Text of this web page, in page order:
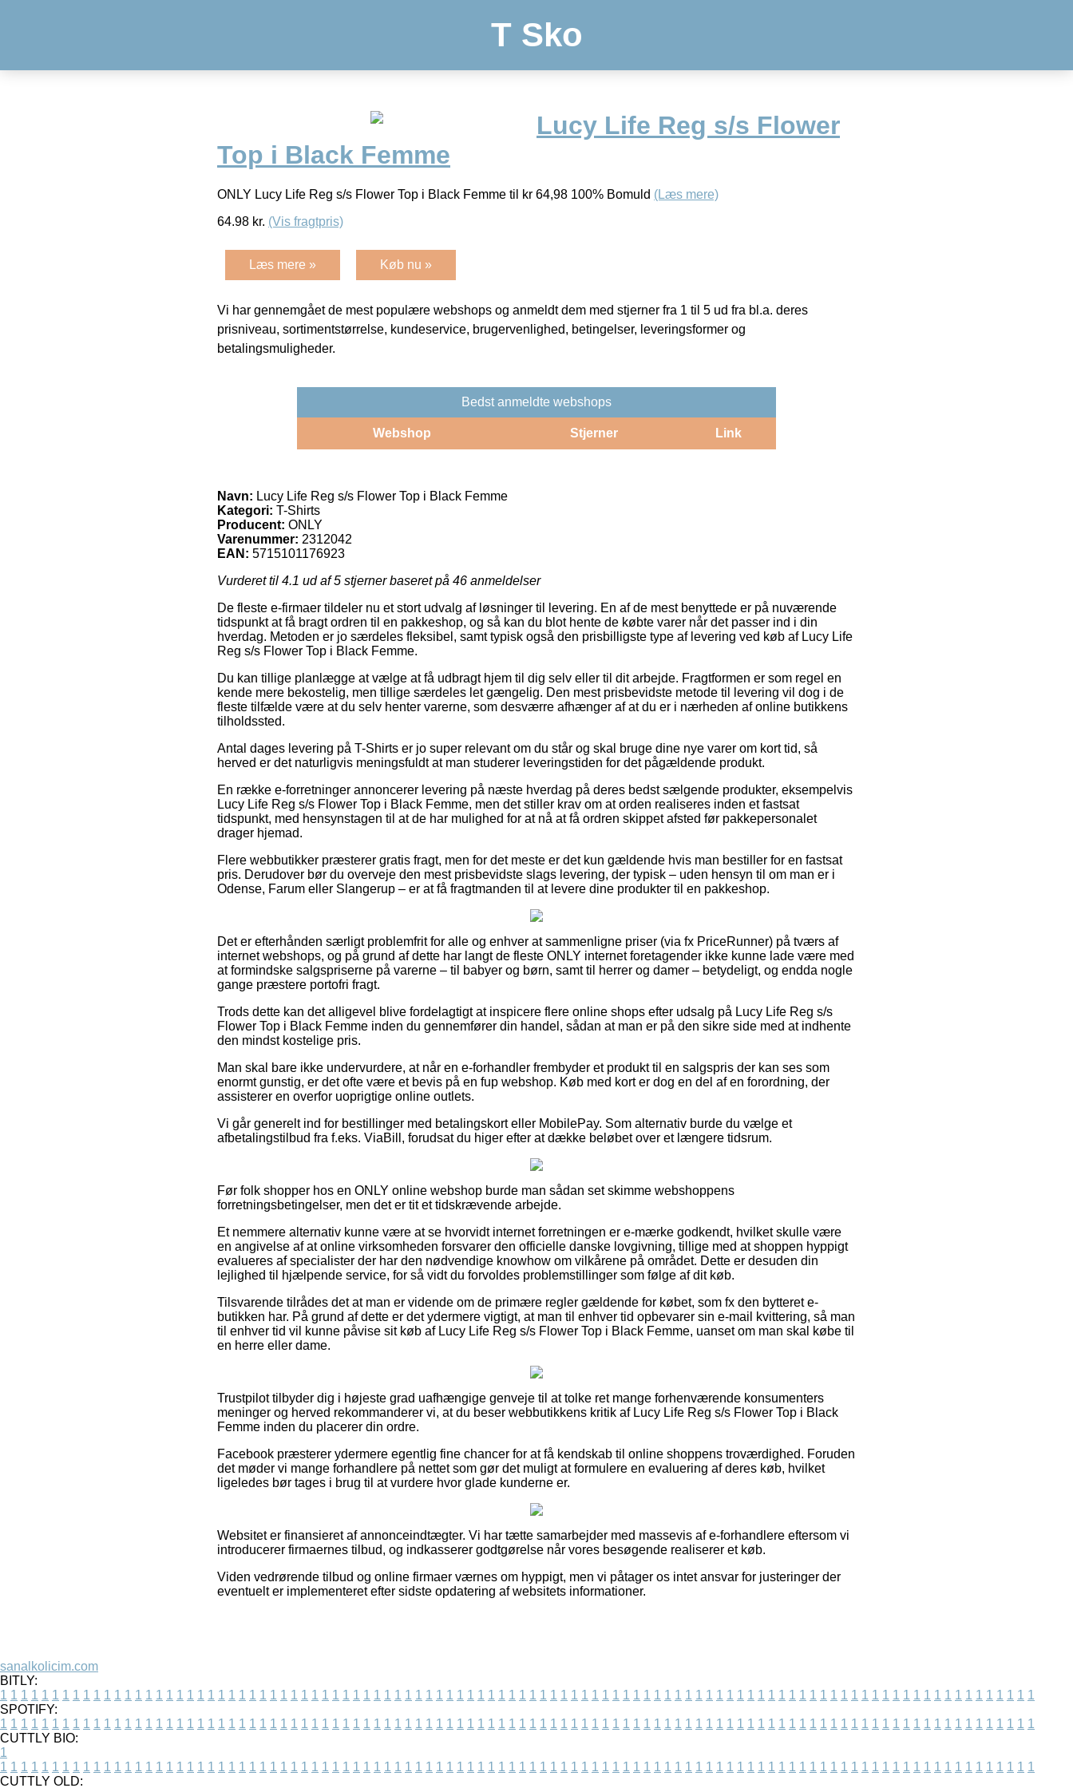
T Sko
Lucy Life Reg s/s Flower
Top i Black Femme
ONLY Lucy Life Reg s/s Flower Top i Black Femme til kr 64,98 100% Bomuld (Læs mere)
64.98 kr. (Vis fragtpris)
Læs mere » Køb nu »
Vi har gennemgået de mest populære webshops og anmeldt dem med stjerner fra 1 til 5 ud fra bl.a. deres
prisniveau, sortimentstørrelse, kundeservice, brugervenlighed, betingelser, leveringsformer og
betalingsmuligheder.
Bedst anmeldte webshops
Webshop Stjerner Link
Navn: Lucy Life Reg s/s Flower Top i Black Femme
Kategori: T-Shirts
Producent: ONLY
Varenummer: 2312042
EAN: 5715101176923
Vurderet til 4.1 ud af 5 stjerner baseret på 46 anmeldelser
De fleste e-firmaer tildeler nu et stort udvalg af løsninger til levering. En af de mest benyttede er på nuværende
tidspunkt at få bragt ordren til en pakkeshop, og så kan du blot hente de købte varer når det passer ind i din
hverdag. Metoden er jo særdeles fleksibel, samt typisk også den prisbilligste type af levering ved køb af Lucy Life
Reg s/s Flower Top i Black Femme.
Du kan tillige planlægge at vælge at få udbragt hjem til dig selv eller til dit arbejde. Fragtformen er som regel en
kende mere bekostelig, men tillige særdeles let gængelig. Den mest prisbevidste metode til levering vil dog i de
fleste tilfælde være at du selv henter varerne, som desværre afhænger af at du er i nærheden af online butikkens
tilholdssted.
Antal dages levering på T-Shirts er jo super relevant om du står og skal bruge dine nye varer om kort tid, så
herved er det naturligvis meningsfuldt at man studerer leveringstiden for det pågældende produkt.
En række e-forretninger annoncerer levering på næste hverdag på deres bedst sælgende produkter, eksempelvis
Lucy Life Reg s/s Flower Top i Black Femme, men det stiller krav om at orden realiseres inden et fastsat
tidspunkt, med hensynstagen til at de har mulighed for at nå at få ordren skippet afsted før pakkepersonalet
drager hjemad.
Flere webbutikker præsterer gratis fragt, men for det meste er det kun gældende hvis man bestiller for en fastsat
pris. Derudover bør du overveje den mest prisbevidste slags levering, der typisk – uden hensyn til om man er i
Odense, Farum eller Slangerup – er at få fragtmanden til at levere dine produkter til en pakkeshop.
Det er efterhånden særligt problemfrit for alle og enhver at sammenligne priser (via fx PriceRunner) på tværs af
internet webshops, og på grund af dette har langt de fleste ONLY internet foretagender ikke kunne lade være med
at formindske salgspriserne på varerne – til babyer og børn, samt til herrer og damer – betydeligt, og endda nogle
gange præstere portofri fragt.
Trods dette kan det alligevel blive fordelagtigt at inspicere flere online shops efter udsalg på Lucy Life Reg s/s
Flower Top i Black Femme inden du gennemfører din handel, sådan at man er på den sikre side med at indhente
den mindst kostelige pris.
Man skal bare ikke undervurdere, at når en e-forhandler frembyder et produkt til en salgspris der kan ses som
enormt gunstig, er det ofte være et bevis på en fup webshop. Køb med kort er dog en del af en forordning, der
assisterer en overfor uoprigtige online outlets.
Vi går generelt ind for bestillinger med betalingskort eller MobilePay. Som alternativ burde du vælge et
afbetalingstilbud fra f.eks. ViaBill, forudsat du higer efter at dække beløbet over et længere tidsrum.
Før folk shopper hos en ONLY online webshop burde man sådan set skimme webshoppens
forretningsbetingelser, men det er tit et tidskrævende arbejde.
Et nemmere alternativ kunne være at se hvorvidt internet forretningen er e-mærke godkendt, hvilket skulle være
en angivelse af at online virksomheden forsvarer den officielle danske lovgivning, tillige med at shoppen hyppigt
evalueres af specialister der har den nødvendige knowhow om vilkårene på området. Dette er desuden din
lejlighed til hjælpende service, for så vidt du forvoldes problemstillinger som følge af dit køb.
Tilsvarende tilrådes det at man er vidende om de primære regler gældende for købet, som fx den bytteret e-
butikken har. På grund af dette er det ydermere vigtigt, at man til enhver tid opbevarer sin e-mail kvittering, så man
til enhver tid vil kunne påvise sit køb af Lucy Life Reg s/s Flower Top i Black Femme, uanset om man skal købe til
en herre eller dame.
Trustpilot tilbyder dig i højeste grad uafhængige genveje til at tolke ret mange forhenværende konsumenters
meninger og herved rekommanderer vi, at du beser webbutikkens kritik af Lucy Life Reg s/s Flower Top i Black
Femme inden du placerer din ordre.
Facebook præsterer ydermere egentlig fine chancer for at få kendskab til online shoppens troværdighed. Foruden
det møder vi mange forhandlere på nettet som gør det muligt at formulere en evaluering af deres køb, hvilket
ligeledes bør tages i brug til at vurdere hvor glade kunderne er.
Websitet er finansieret af annonceindtægter. Vi har tætte samarbejder med massevis af e-forhandlere eftersom vi
introducerer firmaernes tilbud, og indkasserer godtgørelse når vores besøgende realiserer et køb.
Viden vedrørende tilbud og online firmaer værnes om hyppigt, men vi påtager os intet ansvar for justeringer der
eventuelt er implementeret efter sidste opdatering af websitets informationer.
sanalkolicim.com
BITLY:
1 1 1 1 1 1 1 1 1 1 1 1 1 1 1 1 1 1 1 1 1 1 1 1 1 1 1 1 1 1 1 1 1 1 1 1 1 1 1 1 1 1 1 1 1 1 1 1 1 1 1 1 1 1 1 1 1 1 1 1 1 1 1 1 1 1 1 1 1 1 1 1 1 1 1 1 1 1 1 1 1 1 1 1 1 1 1 1 1 1 1 1 1 1 1 1 1 1 1 1
SPOTIFY:
1 1 1 1 1 1 1 1 1 1 1 1 1 1 1 1 1 1 1 1 1 1 1 1 1 1 1 1 1 1 1 1 1 1 1 1 1 1 1 1 1 1 1 1 1 1 1 1 1 1 1 1 1 1 1 1 1 1 1 1 1 1 1 1 1 1 1 1 1 1 1 1 1 1 1 1 1 1 1 1 1 1 1 1 1 1 1 1 1 1 1 1 1 1 1 1 1 1 1 1
CUTTLY BIO:
1
1 1 1 1 1 1 1 1 1 1 1 1 1 1 1 1 1 1 1 1 1 1 1 1 1 1 1 1 1 1 1 1 1 1 1 1 1 1 1 1 1 1 1 1 1 1 1 1 1 1 1 1 1 1 1 1 1 1 1 1 1 1 1 1 1 1 1 1 1 1 1 1 1 1 1 1 1 1 1 1 1 1 1 1 1 1 1 1 1 1 1 1 1 1 1 1 1 1 1 1
CUTTLY OLD: